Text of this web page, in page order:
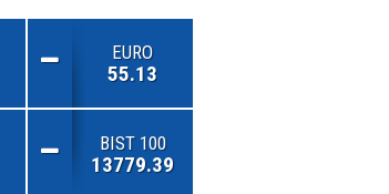
EURO
55.13
BIST 100
13779.39